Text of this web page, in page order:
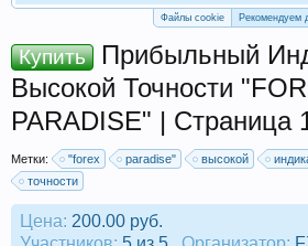
Файлы cookie Рекомендуем
Купить
Прибыльный
Высокой Точности
PARADISE" | Страница
Метки: "forex paradise" высокой
точности
Цена: 200.00 руб.